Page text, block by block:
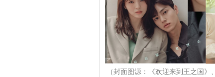
（封面图源：《欢迎来到王之国